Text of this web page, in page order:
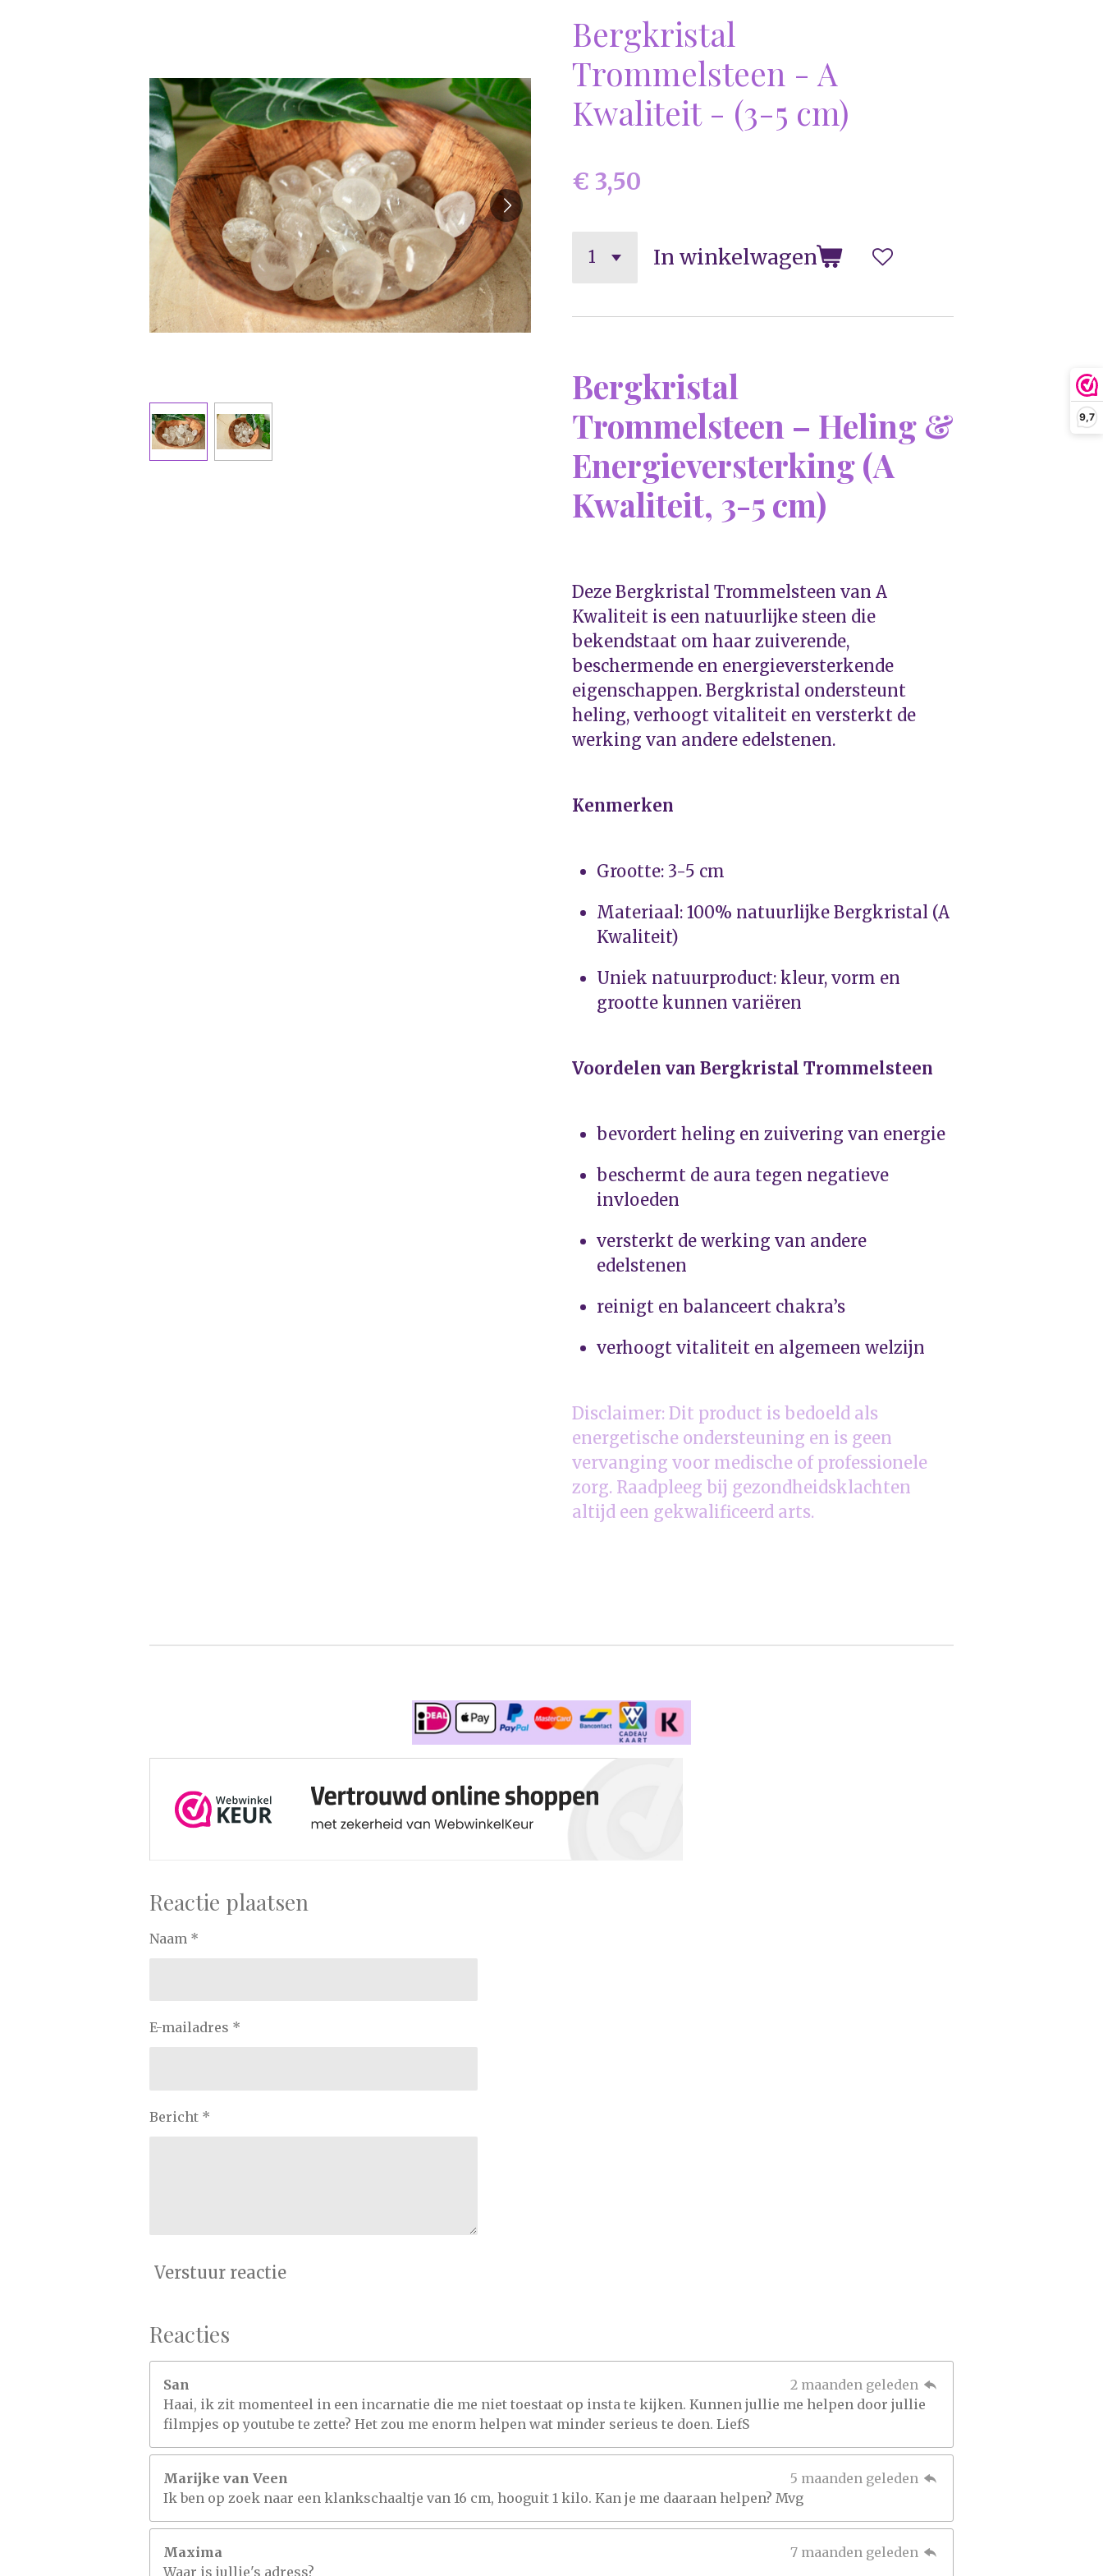
9,7
Bergkristal
Trommelsteen - A
Kwaliteit - (3-5 cm)
€ 3,50
In winkelwagen
Bergkristal
Trommelsteen – Heling &
Energieversterking (A
Kwaliteit, 3-5 cm)
Deze Bergkristal Trommelsteen van A
Kwaliteit is een natuurlijke steen die
bekendstaat om haar zuiverende,
beschermende en energieversterkende
eigenschappen. Bergkristal ondersteunt
heling, verhoogt vitaliteit en versterkt de
werking van andere edelstenen.
Kenmerken
Grootte: 3-5 cm
Materiaal: 100% natuurlijke Bergkristal (A
Kwaliteit)
Uniek natuurproduct: kleur, vorm en
grootte kunnen variëren
Voordelen van Bergkristal Trommelsteen
bevordert heling en zuivering van energie
beschermt de aura tegen negatieve
invloeden
versterkt de werking van andere
edelstenen
reinigt en balanceert chakra’s
verhoogt vitaliteit en algemeen welzijn
Disclaimer: Dit product is bedoeld als
energetische ondersteuning en is geen
vervanging voor medische of professionele
zorg. Raadpleeg bij gezondheidsklachten
altijd een gekwalificeerd arts.
Reactie plaatsen
Naam *
E-mailadres *
Bericht *
Verstuur reactie
Reacties
San
2 maanden geleden
Haai, ik zit momenteel in een incarnatie die me niet toestaat op insta te kijken. Kunnen jullie me helpen door jullie
filmpjes op youtube te zette? Het zou me enorm helpen wat minder serieus te doen. LiefS
Marijke van Veen
5 maanden geleden
Ik ben op zoek naar een klankschaaltje van 16 cm, hooguit 1 kilo. Kan je me daaraan helpen? Mvg
Maxima
7 maanden geleden
Waar is jullie's adress?